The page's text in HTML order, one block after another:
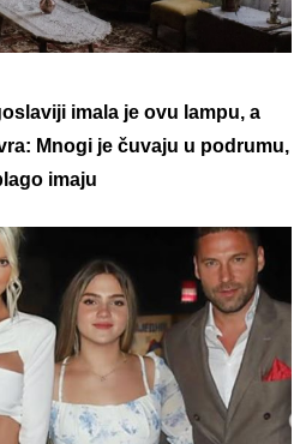
imala je ovu lampu, a
Mnogi je čuvaju u podrumu,
imaju